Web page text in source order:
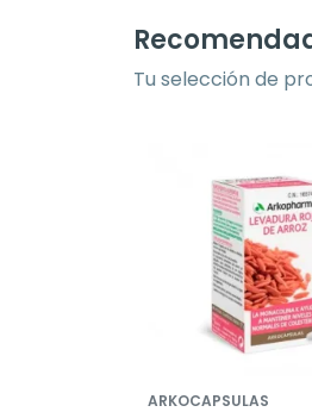
Tu selección de
ARKOCAPSULAS